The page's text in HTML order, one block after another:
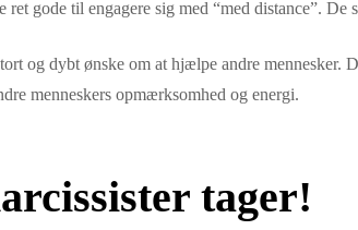
gode til engagere sig med “med distance”.
og dybt ønske om at hjælpe andre
menneskers opmærksomhed og energi.
tager!